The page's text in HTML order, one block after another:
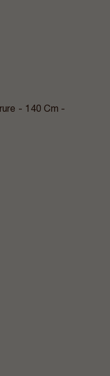
- 140 Cm -